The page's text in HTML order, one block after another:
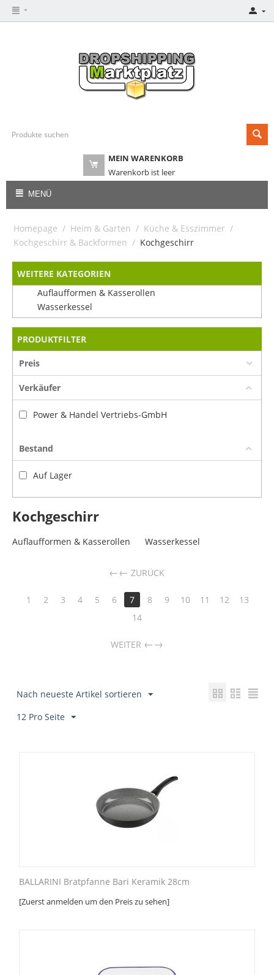
MEIN WARENKORB
Warenkorb ist leer
MENÜ
Homepage / Heim & Garten / Küche & Esszimmer /
Kochgeschirr & Backformen / Kochgeschirr
WEITERE KATEGORIEN
Auflaufformen & Kasserollen
Wasserkessel
PRODUKTFILTER
Preis
Verkäufer
Power & Handel Vertriebs-GmbH
Bestand
Auf Lager
Kochgeschirr
Auflaufformen & Kasserollen Wasserkessel
← ZURÜCK
1 2 3 4 5 6 7 8 9 10 11 12
13
14
WEITER →
Nach neueste Artikel sortieren
12 Pro Seite
BALLARINI Bratpfanne Bari Keramik 28cm
[Zuerst anmelden um den Preis zu sehen]